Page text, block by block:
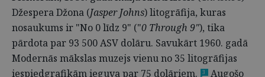
Džespera Džona (Jasper Johns) litogrāfija, kuras
nosaukums ir "No 0 līdz 9" ("0 Through 9"), tika
pārdota par 93 500 ASV dolāru. Savukārt 1960. gadā
Modernās mākslas muzejs vienu no 35 litogrāfijas
iespiedgrafikām ieguva par 75 dolāriem.
3
Augošo